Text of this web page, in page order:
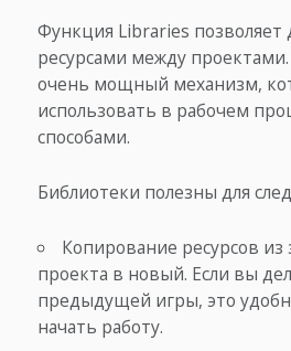
Функция Libraries позволяет
ресурсами между
очень мощный механизм,
использовать в рабочем
способами.
Библиотеки полезны для
Копирование ресурсов
проекта в новый. Если вы
предыдущей игры, это
начать работу.